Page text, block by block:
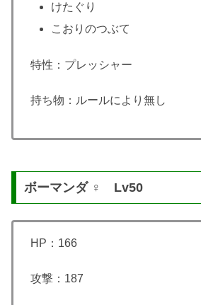
けたぐり
こおりのつぶて
特性：プレッシャー
持ち物：ルールにより無し
ボーマンダ ♀ Lv50
HP：166
攻撃：187